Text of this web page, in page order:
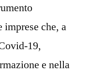
che, a
19,
e nella